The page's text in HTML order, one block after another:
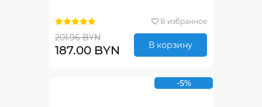
В избранное
201.96 BYN
187.00 BYN В корзину
-5%